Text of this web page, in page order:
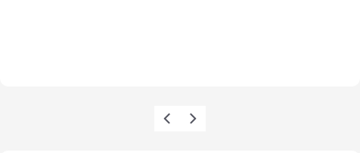
Предыдущая страница
Следующая страница